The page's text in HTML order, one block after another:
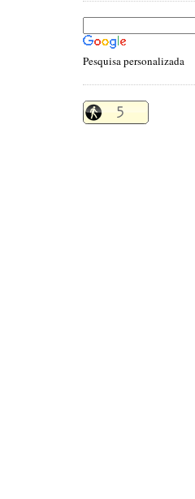
Pesquisa personalizada